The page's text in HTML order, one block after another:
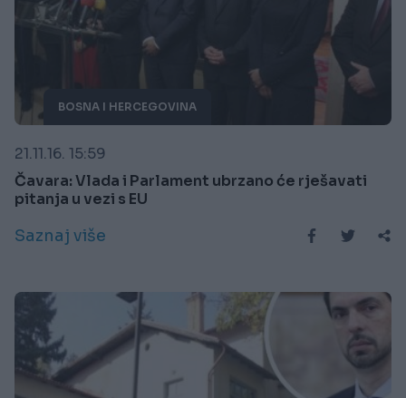
BOSNA I HERCEGOVINA
21.11.16. 15:59
Čavara: Vlada i Parlament ubrzano će rješavati
pitanja u vezi s EU
Saznaj više